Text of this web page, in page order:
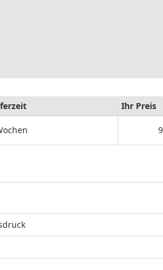
Ihr Preis